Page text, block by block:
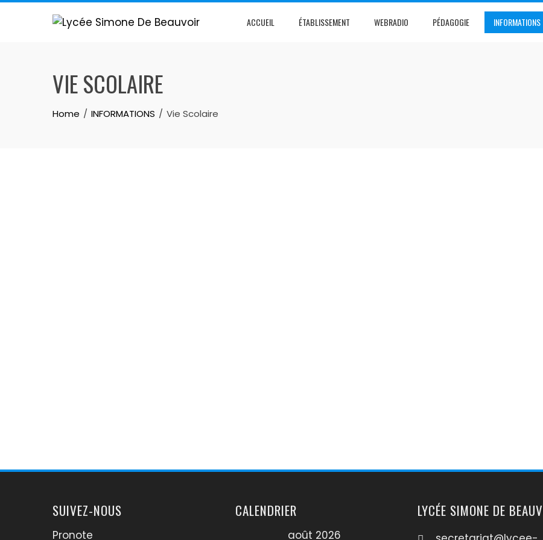
ACCUEIL ÉTABLISSEMENT WEBRADIO PÉDAGOGIE INFORMATIONS
VIE SCOLAIRE
Home INFORMATIONS Vie Scolaire
SUIVEZ-NOUS
Pronote
CALENDRIER
août 2026
LYCÉE SIMONE DE